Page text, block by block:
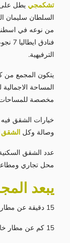
تشكمجي يطل
السلطان سليمان
من نوعه في
الترفيهية.
يتكون المجمع من
مخصصة للمساحات
وصالة وكل الشقق
محل تجاري
يبعد
15 دقيقة عن
15 كم عن مطار خاص في المنطقة